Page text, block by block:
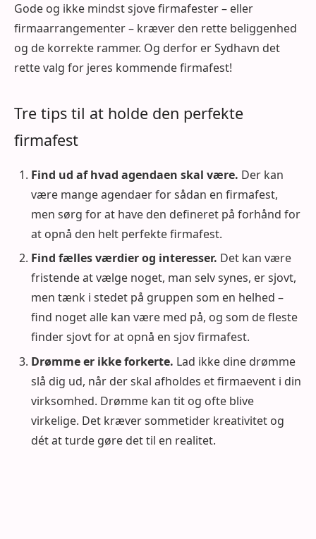
Gode og ikke mindst sjove firmafester – eller
firmaarrangementer – kræver den rette beliggenhed
og de korrekte rammer. Og derfor er Sydhavn det
rette valg for jeres kommende firmafest!
Tre tips til at holde den perfekte
firmafest
Find ud af hvad agendaen skal være. Der kan
være mange agendaer for sådan en firmafest,
men sørg for at have den defineret på forhånd for
at opnå den helt perfekte firmafest.
Find fælles værdier og interesser. Det kan være
fristende at vælge noget, man selv synes, er sjovt,
men tænk i stedet på gruppen som en helhed –
find noget alle kan være med på, og som de fleste
finder sjovt for at opnå en sjov firmafest.
Drømme er ikke forkerte. Lad ikke dine drømme
slå dig ud, når der skal afholdes et firmaevent i din
virksomhed. Drømme kan tit og ofte blive
virkelige. Det kræver sommetider kreativitet og
dét at turde gøre det til en realitet.